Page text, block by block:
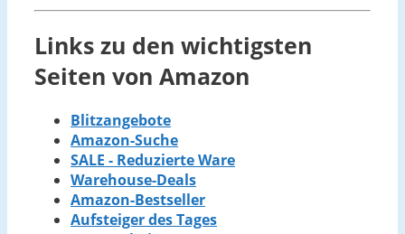
Links zu den wichtigsten
Seiten von Amazon
Blitzangebote
Amazon-Suche
SALE - Reduzierte Ware
Warehouse-Deals
Amazon-Bestseller
Aufsteiger des Tages